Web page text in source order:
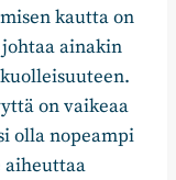
kautta on
ainakin
on vaikeaa
olla nopeampi
aiheuttaa